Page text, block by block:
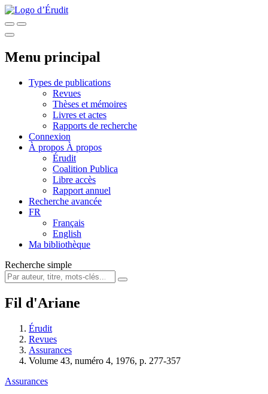
Menu principal
Types de publications
Revues
Thèses et mémoires
Livres et actes
Rapports de recherche
Connexion
À propos À propos
Érudit
Coalition Publica
Libre accès
Rapport annuel
Recherche avancée
FR
Français
English
Ma bibliothèque
Recherche simple
Fil d'Ariane
Érudit
Revues
Assurances
Volume 43, numéro 4, 1976, p. 277-357
Assurances